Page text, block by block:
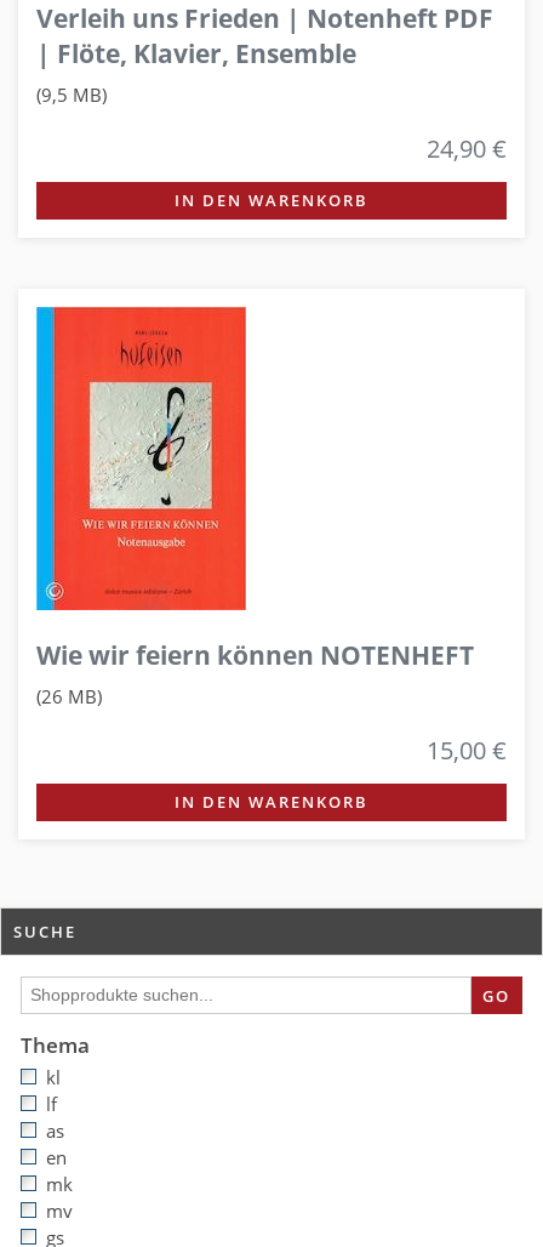
Verleih uns Frieden | Notenheft PDF
| Flöte, Klavier, Ensemble
(9,5 MB)
24,90 €
IN DEN WARENKORB
Wie wir feiern können NOTENHEFT
(26 MB)
15,00 €
IN DEN WARENKORB
SUCHE
GO
Thema
kl
lf
as
en
mk
mv
gs